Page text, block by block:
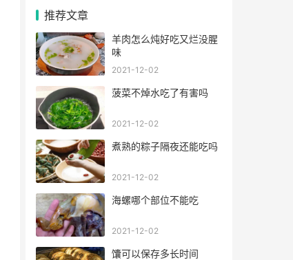
推荐文章
羊肉怎么炖好吃又烂没腥
味
2021-12-02
菠菜不焯水吃了有害吗
2021-12-02
煮熟的粽子隔夜还能吃吗
2021-12-02
海螺哪个部位不能吃
2021-12-02
馕可以保存多长时间